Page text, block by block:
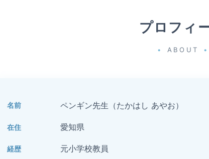
プロフィ
ABOUT
名前 ペンギン先生（たかはし あやお）
在住 愛知県
経歴 元小学校教員